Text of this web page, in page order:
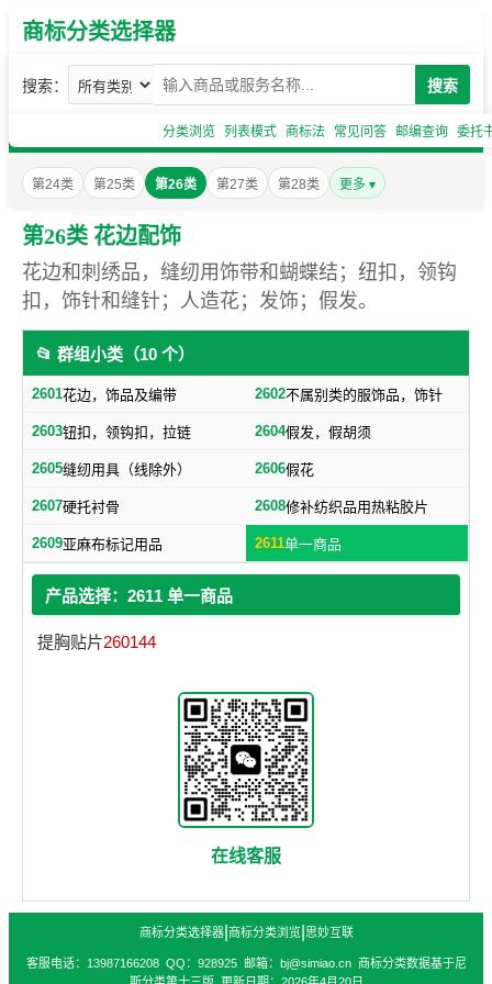
商标分类选择器
搜索： 搜索
分类浏览 列表模式 商标法 常见问答 邮编查询 委托
第24类 第25类 第26类 第27类 第28类 更多 ▾
第26类 花边配饰
花边和刺绣品，缝纫用饰带和蝴蝶结；纽扣，领钩
扣，饰针和缝针；人造花；发饰；假发。
📂 群组小类（10 个）
2601花边，饰品及编带 2602不属别类的服饰品，饰针
2603钮扣，领钩扣，拉链 2604假发，假胡须
2605缝纫用具（线除外） 2606假花
2607硬托衬骨 2608修补纺织品用热粘胶片
2609亚麻布标记用品 2611单一商品
产品选择：2611 单一商品
提胸贴片260144
在线客服
商标分类选择器| 商标分类浏览| 思妙互联
客服电话：13987166208 QQ：928925 邮箱：bj@simiao.cn 商标分类数据基于尼